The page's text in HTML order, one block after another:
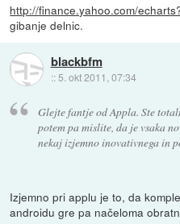
http://finance.yahoo.com/
gibanje delnic.
blackbfm
:: 5. okt 2011, 07:34
Glejte fantje od Appla. Ste
potem pa mislite, da je vsaka
nekaj izjemno inovativnega in
Izjemno pri applu je to, da
androidu gre pa načeloma